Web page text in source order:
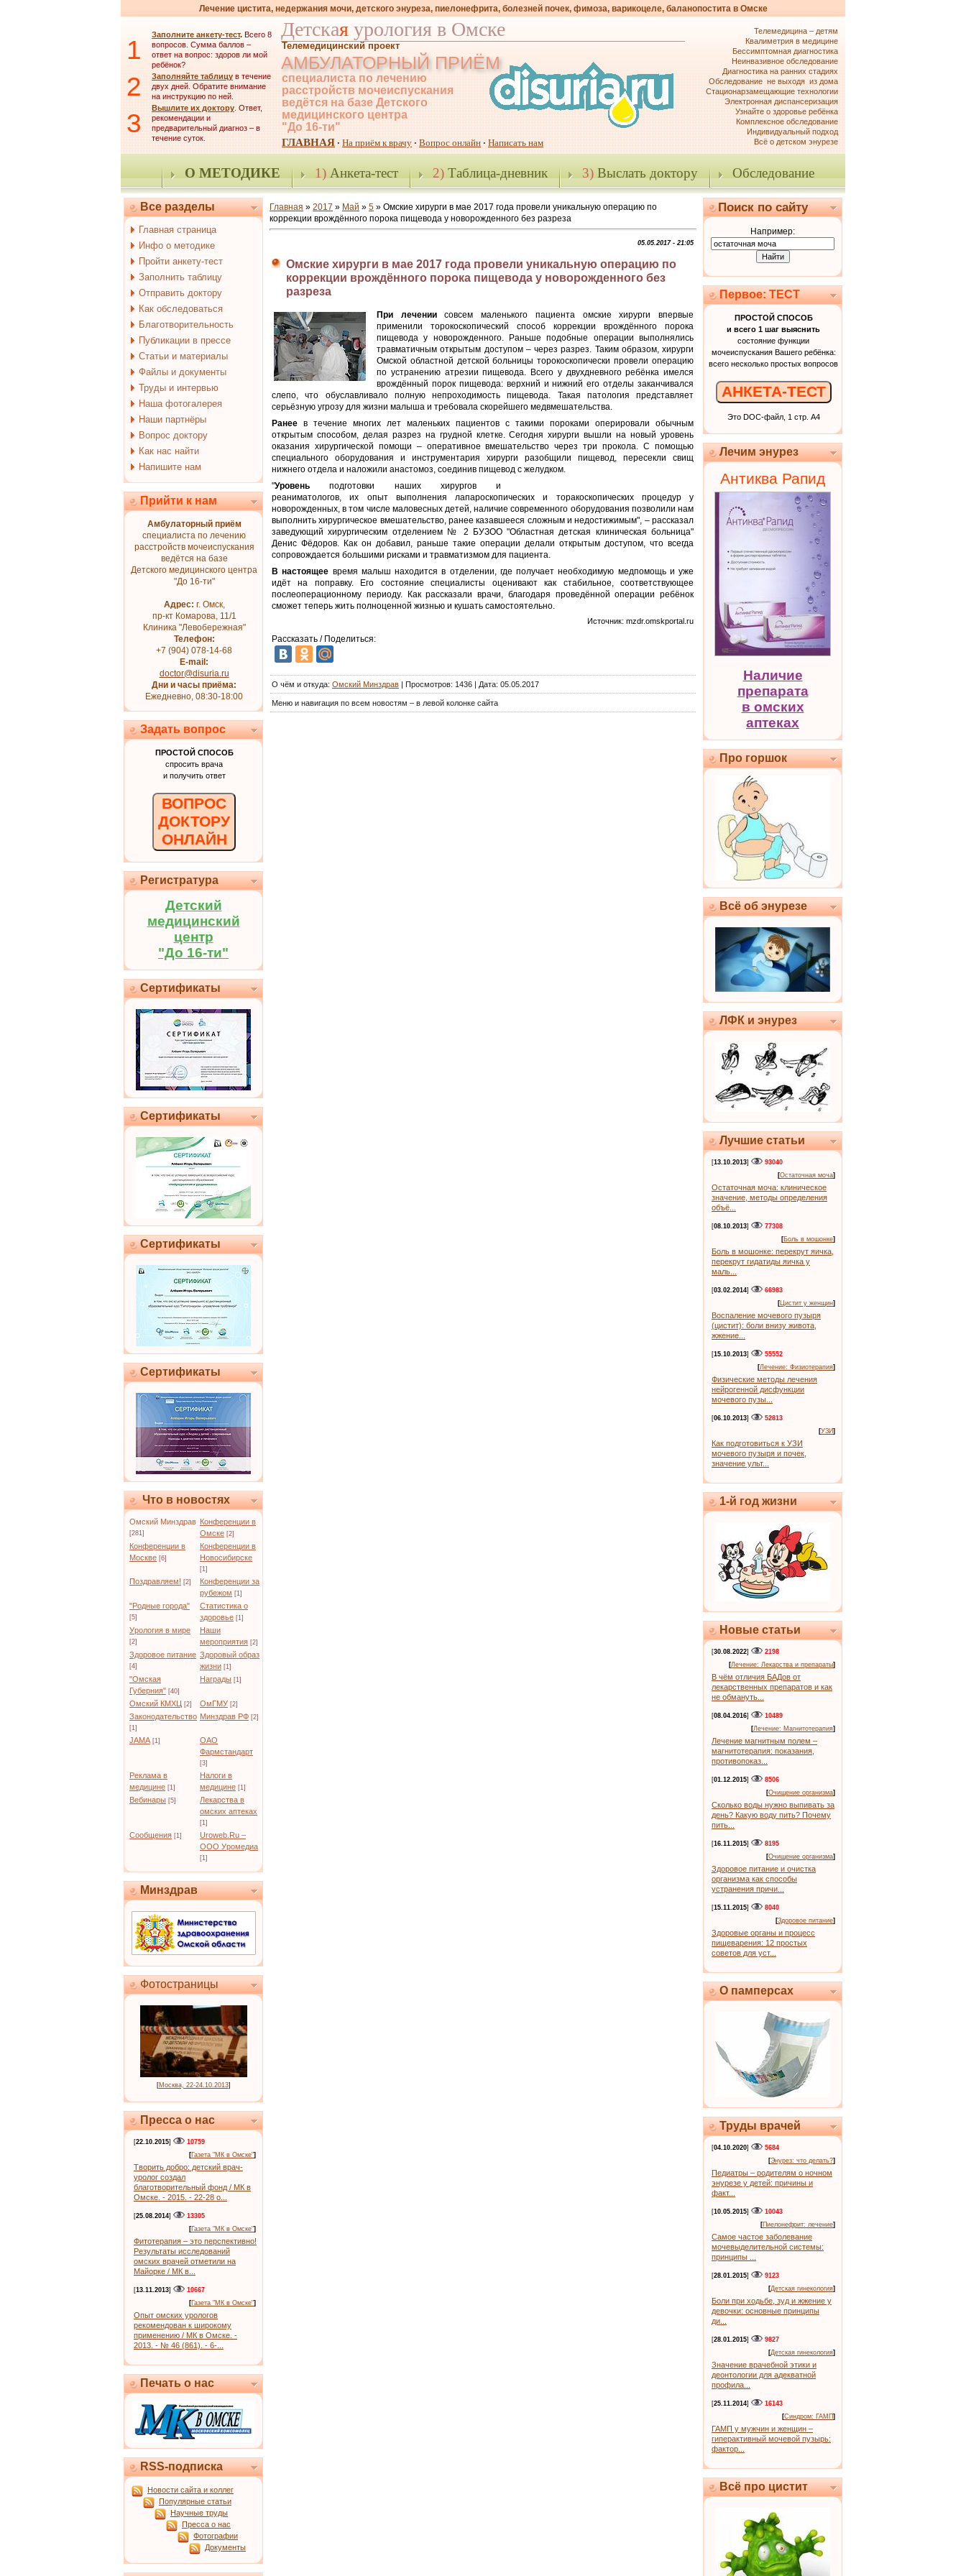
Лечение цистита, недержания мочи, детского энуреза, пиелонефрита, болезней почек, фимоза, варикоцеле, баланопостита в Омске
1 Заполните анкету-тест. Всего 8
вопросов. Сумма баллов –
ответ на вопрос: здоров ли мой
ребёнок?
2 Заполняйте таблицу в течение
двух дней. Обратите внимание
на инструкцию по ней.
3 Вышлите их доктору. Ответ,
рекомендации и
предварительный диагноз – в
течение суток.
Детская урология в Омске
Телемедицинский проект
АМБУЛАТОРНЫЙ ПРИЁМ
специалиста по лечению
расстройств мочеиспускания
ведётся на базе Детского
медицинского центра
"До 16-ти"
ГЛАВНАЯ · На приём к врачу · Вопрос онлайн · Написать нам
Телемедицина – детям
Квалиметрия в медицине
Бессимптомная диагностика
Неинвазивное обследование
Диагностика на ранних стадиях
Обследование не выходя из дома
Стационарзамещающие технологии
Электронная диспансеризация
Узнайте о здоровье ребёнка
Комплексное обследование
Индивидуальный подход
Всё о детском энурезе
О МЕТОДИКЕ 1)Анкета-тест 2)Таблица-дневник 3)Выслать доктору Обследование
Все разделы
Главная страница
Инфо о методике
Пройти анкету-тест
Заполнить таблицу
Отправить доктору
Как обследоваться
Благотворительность
Публикации в прессе
Статьи и материалы
Файлы и документы
Труды и интервью
Наша фотогалерея
Наши партнёры
Вопрос доктору
Как нас найти
Напишите нам
Прийти к нам
Амбулаторный приём
специалиста по лечению
расстройств мочеиспускания
ведётся на базе
Детского медицинского центра
"До 16-ти"
Адрес: г. Омск,
пр-кт Комарова, 11/1
Клиника "Левобережная"
Телефон:
+7 (904) 078-14-68
E-mail:
doctor@disuria.ru
Дни и часы приёма:
Ежедневно, 08:30-18:00
Задать вопрос
ПРОСТОЙ СПОСОБ
спросить врача
и получить ответ
ВОПРОС
ДОКТОРУ
ОНЛАЙН
Регистратура
Детский
медицинский
центр
"До 16-ти"
Сертификаты
Сертификаты
Сертификаты
Сертификаты
Что в новостях
Омский Минздрав
[281]
Конференции в
Омске [2]
Конференции в
Москве [6]
Конференции в
Новосибирске
[1]
Поздравляем! [2]
Конференции за
рубежом [1]
"Родные города"
[5]
Статистика о
здоровье [1]
Урология в мире
[2]
Наши
мероприятия [2]
Здоровое питание
[4]
Здоровый образ
жизни [1]
"Омская
Губерния" [40]
Награды [1]
Омский КМХЦ [2] ОмГМУ [2]
Законодательство
[1]
Минздрав РФ [2]
JAMA [1]
ОАО
Фармстандарт
[3]
Реклама в
медицине [1]
Налоги в
медицине [1]
Вебинары [5]
Лекарства в
омских аптеках
[1]
Сообщения [1]
Uroweb.Ru –
ООО Уромедиа
[1]
Минздрав
Фотостраницы
[Москва, 22-24.10.2013]
Пресса о нас
[22.10.2015]
10759
[Газета "МК в Омске"]
Творить добро: детский врач-
уролог создал
благотворительный фонд / МК в
Омске. - 2015. - 22-28 о...
[25.08.2014]
13305
[Газета "МК в Омске"]
Фитотерапия – это перспективно!
Результаты исследований
омских врачей отметили на
Майорке / МК в...
[13.11.2013]
10667
[Газета "МК в Омске"]
Опыт омских урологов
рекомендован к широкому
применению / МК в Омске. -
2013. - № 46 (861). - 6-...
Печать о нас
RSS-подписка
Новости сайта и коллег
Популярные статьи
Научные труды
Пресса о нас
Фотографии
Документы
Главная » 2017 » Май » 5 » Омские хирурги в мае 2017 года провели уникальную операцию по
коррекции врождённого порока пищевода у новорожденного без разреза
05.05.2017 - 21:05
Омские хирурги в мае 2017 года провели уникальную операцию по
коррекции врождённого порока пищевода у новорожденного без
разреза
При лечениисовсем маленького пациента омские хирурги впервые
применили торокоскопический способ коррекции врождённого порока
пищевода у новорожденного. Раньше подобные операции выполнялись
травматичным открытым доступом – через разрез. Таким образом, хирурги
Омской областной детской больницы торокоскопически провели операцию
по устранению атрезии пищевода. Всего у двухдневного ребёнка имелся
врождённый порок пищевода: верхний и нижний его отделы заканчивался
слепо, что обуславливало полную непроходимость пищевода. Такая патология представляет
серьёзную угрозу для жизни малыша и требовала скорейшего медвмешательства.
Ранее в течение многих лет маленьких пациентов с такими пороками оперировали обычным
открытым способом, делая разрез на грудной клетке. Сегодня хирурги вышли на новый уровень
оказания хирургической помощи – оперативное вмешательство через три прокола. С помощью
специального оборудования и инструментария хирурги разобщили пищевод, пересекли свищ
нижнего отдела и наложили анастомоз, соединив пищевод с желудком.
"Уровень подготовки наших хирургов и
реаниматологов, их опыт выполнения лапароскопических и торакоскопических процедур у
новорожденных, в том числе маловесных детей, наличие современного оборудования позволили нам
выполнить хирургическое вмешательство, ранее казавшееся сложным и недостижимым", – рассказал
заведующий хирургическим отделением № 2 БУЗОО "Областная детская клиническая больница"
Денис Фёдоров. Как он добавил, раньше такие операции делали открытым доступом, что всегда
сопровождается большими рисками и травматизмом для пациента.
В настоящее время малыш находится в отделении, где получает необходимую медпомощь и уже
идёт на поправку. Его состояние специалисты оценивают как стабильное, соответствующее
послеоперационному периоду. Как рассказали врачи, благодаря проведённой операции ребёнок
сможет теперь жить полноценной жизнью и кушать самостоятельно.
Источник: mzdr.omskportal.ru
Рассказать / Поделиться:
О чём и откуда: Омский Минздрав | Просмотров: 1436 | Дата: 05.05.2017
Меню и навигация по всем новостям – в левой колонке сайта
Поиск по сайту
Например:
Первое: ТЕСТ
ПРОСТОЙ СПОСОБ
и всего 1 шаг выяснить
состояние функции
мочеиспускания Вашего ребёнка:
всего несколько простых вопросов
АНКЕТА-ТЕСТ
Это DOC-файл, 1 стр. А4
Лечим энурез
Антиква Рапид
Наличие
препарата
в омских
аптеках
Про горшок
Всё об энурезе
ЛФК и энурез
Лучшие статьи
[13.10.2013]
93040
[Остаточная моча]
Остаточная моча: клиническое
значение, методы определения
объё...
[08.10.2013]
77308
[Боль в мошонке]
Боль в мошонке: перекрут яичка,
перекрут гидатиды яичка у
маль...
[03.02.2014]
66983
[Цистит у женщин]
Воспаление мочевого пузыря
(цистит): боли внизу живота,
жжение...
[15.10.2013]
55552
[Лечение: Физиотерапия]
Физические методы лечения
нейрогенной дисфункции
мочевого пузы...
[06.10.2013]
52813
[УЗИ]
Как подготовиться к УЗИ
мочевого пузыря и почек,
значение ульт...
1-й год жизни
Новые статьи
[30.08.2022]
2198
[Лечение: Лекарства и препараты]
В чём отличия БАДов от
лекарственных препаратов и как
не обмануть...
[08.04.2016]
10489
[Лечение: Магнитотерапия]
Лечение магнитным полем –
магнитотерапия: показания,
противопоказ...
[01.12.2015]
8506
[Очищение организма]
Сколько воды нужно выпивать за
день? Какую воду пить? Почему
пить...
[16.11.2015]
8195
[Очищение организма]
Здоровое питание и очистка
организма как способы
устранения причи...
[15.11.2015]
8040
[Здоровое питание]
Здоровые органы и процесс
пищеварения: 12 простых
советов для уст...
О памперсах
Труды врачей
[04.10.2020]
5684
[Энурез: что делать?]
Педиатры – родителям о ночном
энурезе у детей: причины и
факт...
[10.05.2015]
10043
[Пиелонефрит: лечение]
Самое частое заболевание
мочевыделительной системы:
принципы ...
[28.01.2015]
9123
[Детская гинекология]
Боли при ходьбе, зуд и жжение у
девочки: основные принципы
ди...
[28.01.2015]
9827
[Детская гинекология]
Значение врачебной этики и
деонтологии для адекватной
профила...
[25.11.2014]
16143
[Синдром: ГАМП]
ГАМП у мужчин и женщин –
гиперактивный мочевой пузырь:
фактор...
Всё про цистит